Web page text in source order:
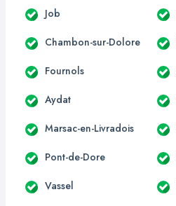
Job
Chambon-sur-Dolore
Fournols
Aydat
Marsac-en-Livradois
Pont-de-Dore
Vassel